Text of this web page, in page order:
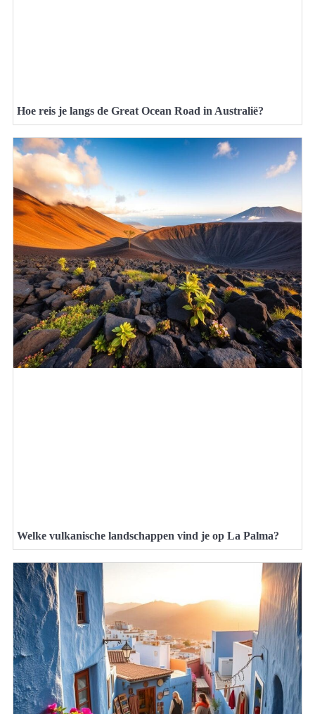
Hoe reis je langs de Great Ocean Road in Australië?
Welke vulkanische landschappen vind je op La Palma?